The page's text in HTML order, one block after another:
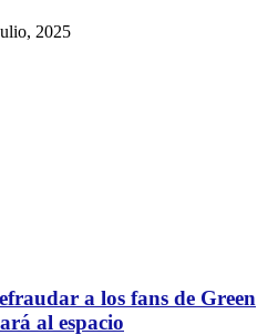
2025
a los fans de Green
al espacio